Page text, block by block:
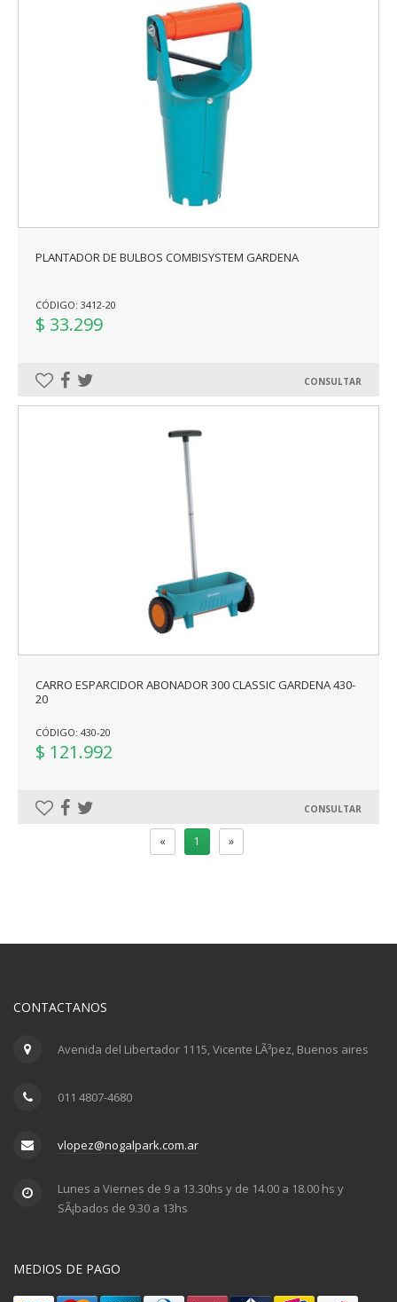
PLANTADOR DE BULBOS COMBISYSTEM GARDENA
CÓDIGO: 3412-20
$ 33.299
CONSULTAR
CARRO ESPARCIDOR ABONADOR 300 CLASSIC GARDENA 430-
20
CÓDIGO: 430-20
$ 121.992
CONSULTAR
« 1 »
CONTACTANOS
Avenida del Libertador 1115, Vicente LÃ³pez, Buenos aires
011 4807-4680
vlopez@nogalpark.com.ar
Lunes a Viernes de 9 a 13.30hs y de 14.00 a 18.00 hs y
SÃ¡bados de 9.30 a 13hs
MEDIOS DE PAGO